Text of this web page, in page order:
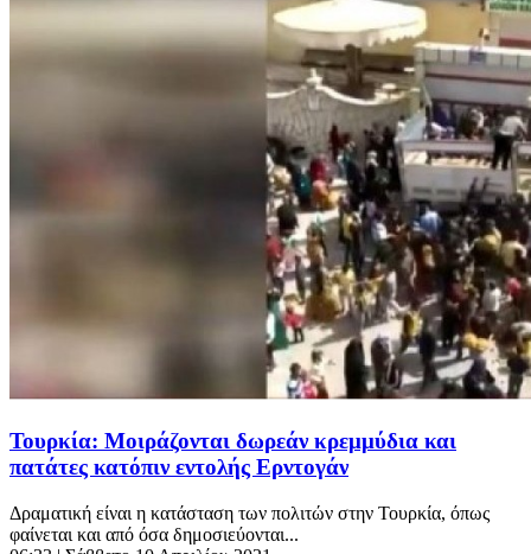
Τουρκία: Μοιράζονται δωρεάν κρεμμύδια και
πατάτες κατόπιν εντολής Ερντογάν
Δραματική είναι η κατάσταση των πολιτών στην Τουρκία, όπως
φαίνεται και από όσα δημοσιεύονται...